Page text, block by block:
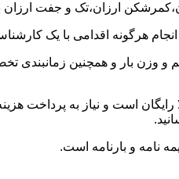
ارزان،تک و جفت
هرگونه اقدامی با یک
وزن بار و همچنین زمانبندی
است و نیاز به پرداخت
نامه و بارنامه است.